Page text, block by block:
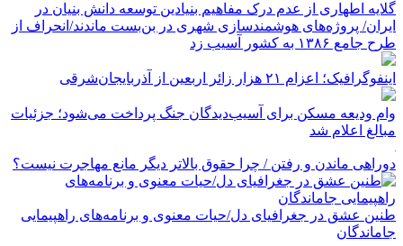
گلایه اطهاری از عدم درک مفاهیم بنیادین توسعه دانش بنیان در
ایران/ پروژه‌های هوشمندسازی شهری در بن‌بست ماندند/انحراف از
طرح جامع ۱۳۸۶ به کشور آسیب زد
اینفوگرافیک؛ اعزام ۲۱ هزار زائر اربعین از آذربایجان‌شرقی
وام ودیعه مسکن برای آسیب‌دیدگان جنگ پرداخت می‌شود؛ جزئیات
مبالغ اعلام شد
دوراهی ماندن و رفتن / چرا حقوق بالاتر دیگر مانع مهاجرت نیست؟
طنین عشق در جغرافیای دل/حیات معنوی و برنامه‌های راهپیمایی
جاماندگان